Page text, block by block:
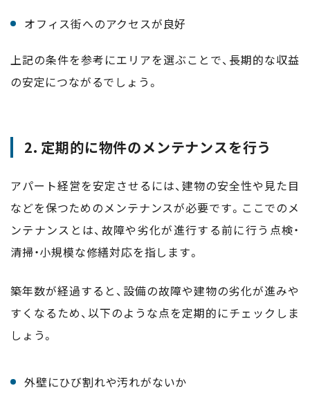
オフィス街へのアクセスが良好
上記の条件を参考にエリアを選ぶことで、長期的な収益
の安定につながるでしょう。
2. 定期的に物件のメンテナンスを行う
アパート経営を安定させるには、建物の安全性や見た目
などを保つためのメンテナンスが必要です。ここでのメ
ンテナンスとは、故障や劣化が進行する前に行う点検・
清掃・小規模な修繕対応を指します。
築年数が経過すると、設備の故障や建物の劣化が進みや
すくなるため、以下のような点を定期的にチェックしま
しょう。
外壁にひび割れや汚れがないか